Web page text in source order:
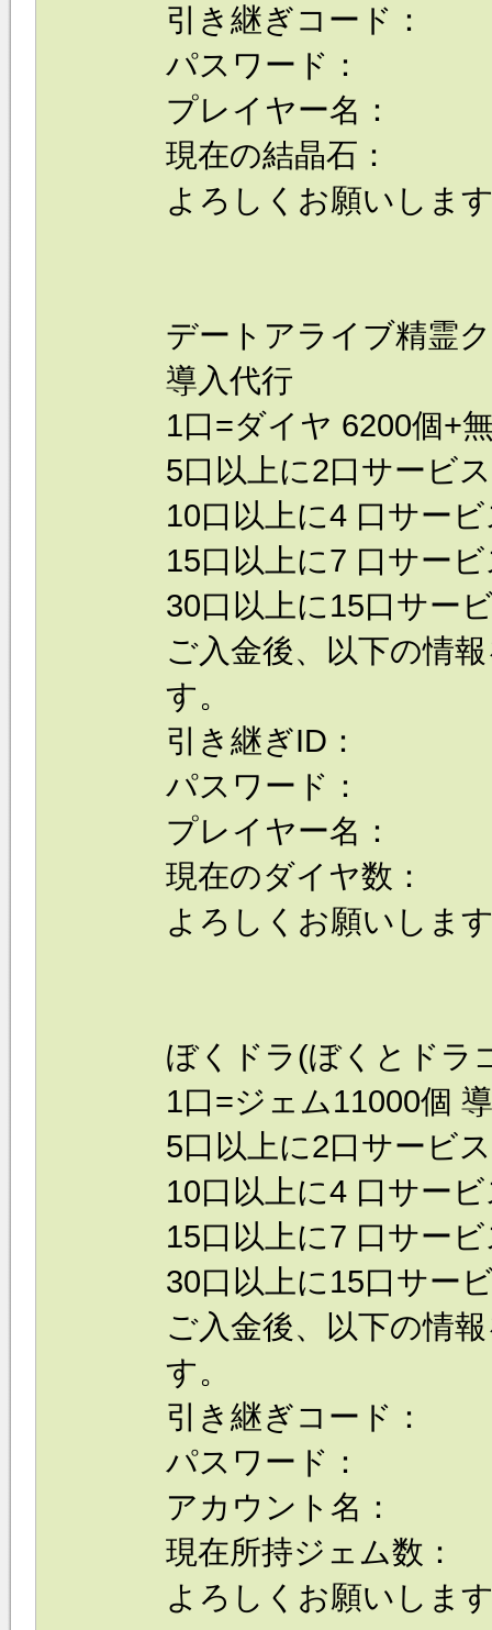
引き継ぎコード：
パスワード：
プレイヤー名：
現在の結晶石：
よろしくお願いしま
デートアライブ精霊
導入代行
1口=ダイヤ 6200個+
5口以上に2口サー
10口以上に4 口サー
15口以上に7 口サー
30口以上に15口サー
ご入金後、以下の情
す。
引き継ぎID：
パスワード：
プレイヤー名：
現在のダイヤ数：
よろしくお願いしま
ぼくドラ(ぼくとドラ
1口=ジェム11000個
5口以上に2口サー
10口以上に4 口サー
15口以上に7 口サー
30口以上に15口サー
ご入金後、以下の情
す。
引き継ぎコード：
パスワード：
アカウント名：
現在所持ジェム数：
よろしくお願いしま